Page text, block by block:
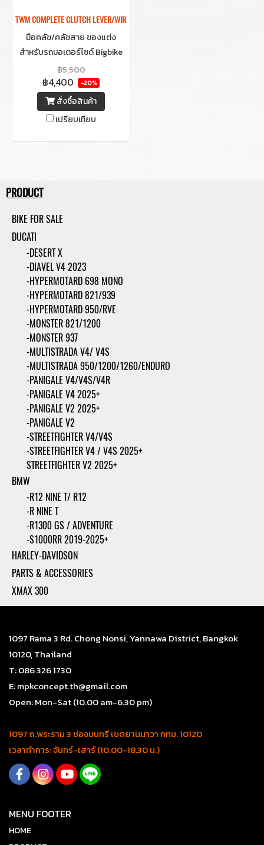
TWM COMPLETE CLUTCH LEVER/WIRE CLUTCH-คลัชสาย/มือคลัชแต่งรถมอ
มือคลัช/คลัชสาย ของแต่ง
สำหรับรถมอเตอร์ไซด์ Bigbike
แบรนด์ TWM ตัวก้านคลัช
สามารถพับได้และปรับระยะก้าน
ได้ เพื่อให้เหมาะสมกับผู้ใช้ **ของ
แท้เท่านั้น**
฿5,500
฿4,400 -20%
สั่งซื้อสินค้า
เปรียบเทียบ
PRODUCT
BIKE FOR SALE
DUCATI
-DESERT X
-DIAVEL V4 2023
-HYPERMOTARD 698 MONO
-HYPERMOTARD 821/939
-HYPERMOTARD 950/RVE
-MONSTER 821/1200
-MONSTER 937
-MULTISTRADA V4/ V4S
-MULTISTRADA 950/1200/1260/ENDURO
-PANIGALE V4/V4S/V4R
-PANIGALE V4 2025+
-PANIGALE V2 2025+
-PANIGALE V2
-STREETFIGHTER V4/V4S
-STREETFIGHTER V4 / V4S 2025+
STREETFIGHTER V2 2025+
BMW
-R12 NINE T/ R12
-R NINE T
-R1300 GS / ADVENTURE
-S1000RR 2019-2025+
HARLEY-DAVIDSON
PARTS & ACCESSORIES
XMAX 300
1097 Rama 3 Rd. Chong Nonsi, Yannawa District, Bangkok
10120, Thailand
T: 086 326 1730
E: mpkconcept.th@gmail.com
Open: Mon-Sat (10.00 am-6.30 pm)
1097 ถ.พระราม 3 ช่องนนทรี เขตยานนาวา กทม. 10120
เวลาทำการ: จันทร์-เสาร์ (10.00-18.30 น.)
MENU FOOTER
HOME